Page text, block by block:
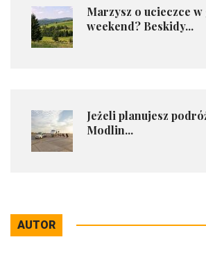
​Marzysz o ucieczce
weekend? Beskidy...
Jeżeli planujesz
Modlin...
AUTOR